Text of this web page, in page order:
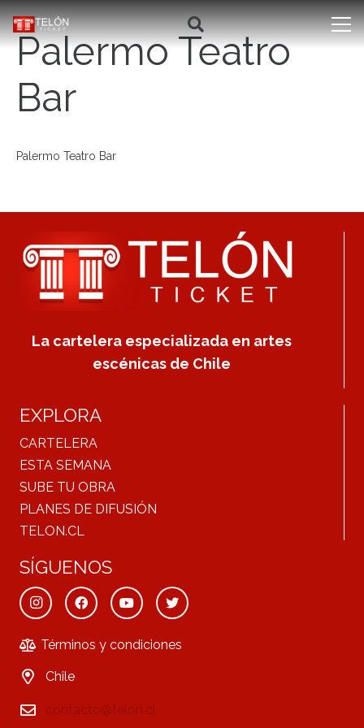
Palermo Teatro
Bar
Palermo Teatro Bar
La cartelera especializada en artes
escénicas de Chile
EXPLORA
CARTELERA
ESTA SEMANA
SUBE TU OBRA
PLANES DE DIFUSIÓN
TELON.CL
SÍGUENOS
Términos y condiciones
Chile
contacto@telon.cl